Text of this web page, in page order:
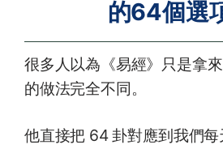
的64個選
很多人以為《易經》只是拿
的做法完全不同。
他直接把 64 卦對應到我們